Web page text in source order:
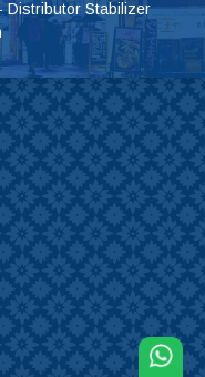
Distributor Stabilizer